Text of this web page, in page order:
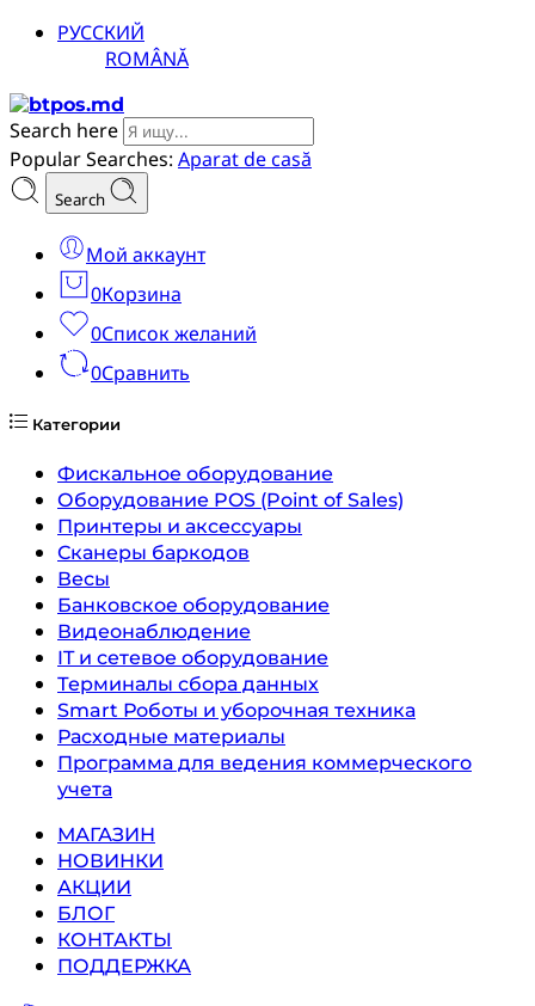
РУССКИЙ
ROMÂNĂ
Search here
Popular Searches: Aparat de casă
Search
Мой аккаунт
0Корзина
0Список желаний
0Сравнить
Категории
Фискальное оборудование
Оборудование POS (Point of Sales)
Принтеры и аксессуары
Сканеры баркодов
Весы
Банковское оборудование
Видеонаблюдение
IT и сетевое оборудование
Терминалы сбора данных
Smart Роботы и уборочная техника
Расходные материалы
Программа для ведения коммерческого
учета
МАГАЗИН
НОВИНКИ
АКЦИИ
БЛОГ
КОНТАКТЫ
ПОДДЕРЖКА